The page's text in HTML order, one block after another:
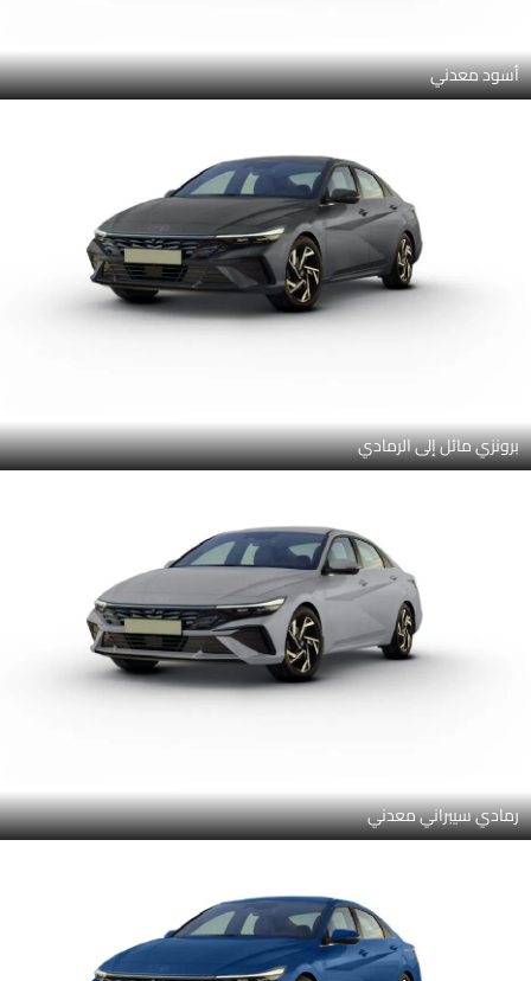
أسود معدني
برونزي مائل إلى الرمادي
رمادي سيبراني معدني